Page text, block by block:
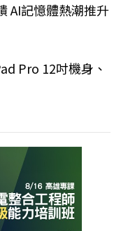
AI記憶體熱潮推升
Pro 12吋機身、